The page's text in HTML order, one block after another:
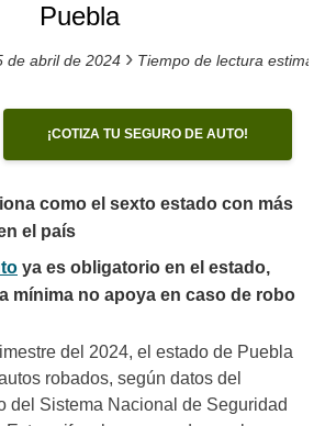
Puebla
de abril de 2024 › Tiempo de lectura
¡COTIZA TU SEGURO DE AUTO!
como el sexto estado con más
el país
ya es obligatorio en el estado,
mínima no apoya en caso de robo
del 2024, el estado de Puebla
robados, según datos del
del Sistema Nacional de Seguridad